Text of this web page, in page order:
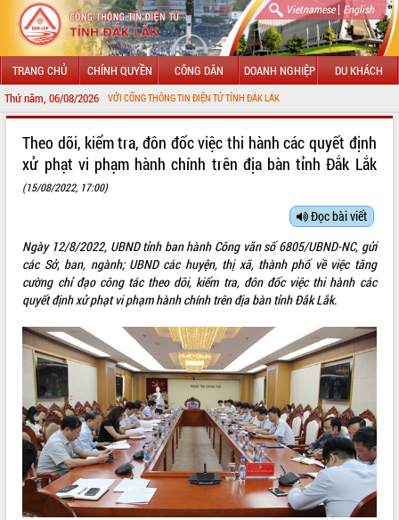
Vietnamese| English
TRANG CHỦ CHÍNH QUYỀN CÔNG DÂN DOANH NGHIỆP DU KHÁCH
Thứ năm, 06/08/2026
MỪNG ĐẾN VỚI CỔNG THÔNG TIN ĐIỆN TỬ TỈNH ĐẮK LẮK
LÃNH ĐẠO UBND TỈNH
SỞ, BAN, NGÀNH
UBND CÁC XÃ, PHƯỜNG
HỆ THỐNG VĂN BẢN
VĂN BẢN HĐND TỈNH
ĐIỂM TIN VĂN BẢN
QUY HOẠCH - KẾ HOẠCH
Theo dõi, kiểm tra, đôn đốc việc thi hành các quyết định
xử phạt vi phạm hành chính trên địa bàn tỉnh Đắk Lắk
(15/08/2022, 17:00)
Đọc bài viết
Ngày 12/8/2022, UBND tỉnh ban hành Công văn số 6805/UBND-NC, gửi
các Sở, ban, ngành; UBND các huyện, thị xã, thành phố về việc tăng
cường chỉ đạo công tác theo dõi, kiểm tra, đôn đốc việc thi hành các
quyết định xử phạt vi phạm hành chính trên địa bàn tỉnh Đắk Lắk.